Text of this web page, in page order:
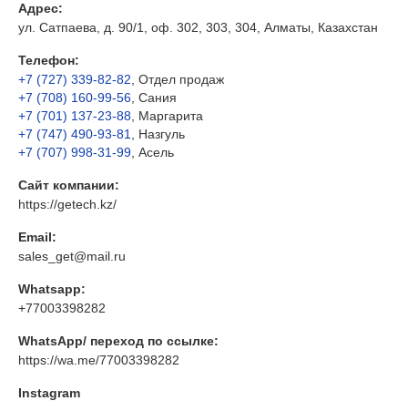
Адрес:
ул. Сатпаева, д. 90/1, оф. 302, 303, 304, Алматы, Казахстан
Телефон:
+7 (727) 339-82-82 , Отдел продаж
+7 (708) 160-99-56 , Сания
+7 (701) 137-23-88 , Маргарита
+7 (747) 490-93-81
, Назгуль
+7 (707) 998-31-99 , Асель
Сайт компании:
https://getech.kz/
Email:
sales_get@mail.ru
Whatsapp:
+77003398282
WhatsApp/ переход по ссылке:
https://wa.me/77003398282
Instagram